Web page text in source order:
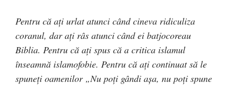
Pentru că aţi urlat atunci când cineva ridiculiza
coranul, dar aţi râs atunci când ei batjocoreau
Biblia. Pentru că aţi spus că a critica islamul
înseamnă islamofobie. Pentru că aţi continuat să le
spuneţi oamenilor „Nu poţi gândi aşa, nu poţi spune